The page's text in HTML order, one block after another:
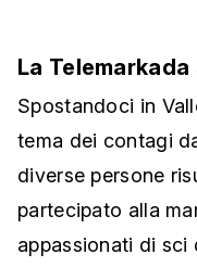
La
Spostandoci in
tema dei contagi
diverse persone
partecipato alla
appassionati di sci